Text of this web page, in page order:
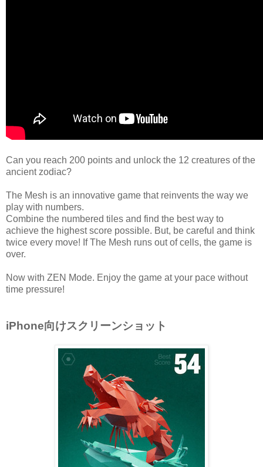
Can you reach 200 points and unlock the 12 creatures of the
ancient zodiac?
The Mesh is an innovative game that reinvents the way we
play with numbers.
Combine the numbered tiles and find the best way to
achieve the highest score possible. But, be careful and think
twice every move! If The Mesh runs out of cells, the game is
over.
Now with ZEN Mode. Enjoy the game at your pace without
time pressure!
iPhone向けスクリーンショット